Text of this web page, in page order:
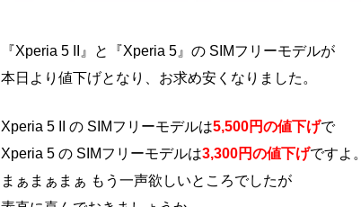
『Xperia 5 II』と『Xperia 5』の SIMフリーモデルが
本日より値下げとなり、お求め安くなりました。
Xperia 5 II の SIMフリーモデルは5,500円の値下げで
Xperia 5 の SIMフリーモデルは3,300円の値下げですよ。
まぁまぁまぁ もう一声欲しいところでしたが